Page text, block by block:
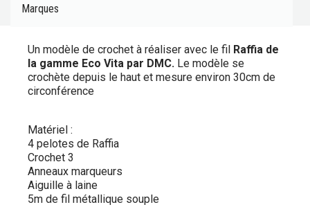
Marques
Un modèle de crochet à réaliser avec le fil Raffia de
la gamme Eco Vita par DMC. Le modèle se
crochète depuis le haut et mesure environ 30cm de
circonférence
Matériel :
4 pelotes de Raffia
Crochet 3
Anneaux marqueurs
Aiguille à laine
5m de fil métallique souple